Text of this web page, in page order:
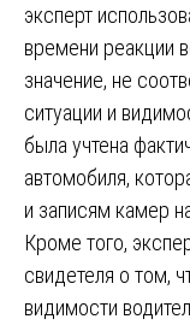
эксперт
времени реакции
значение, не
ситуации и
была учтена
автомобиля,
и записям камер
Кроме того,
свидетеля о том,
видимости